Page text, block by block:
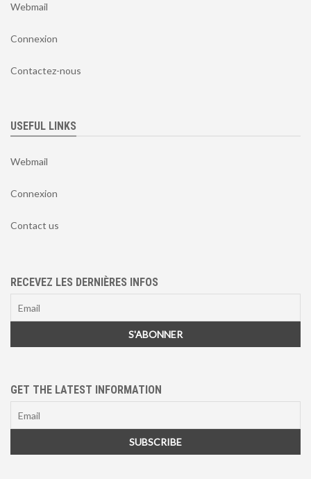
Webmail
Connexion
Contactez-nous
USEFUL LINKS
Webmail
Connexion
Contact us
RECEVEZ LES DERNIÈRES INFOS
GET THE LATEST INFORMATION